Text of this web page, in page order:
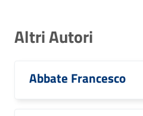
Altri Autori
Abbate Francesco